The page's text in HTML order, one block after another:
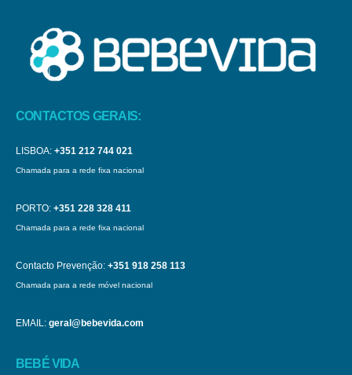
CONTACTOS GERAIS:
LISBOA: +351 212 744 021
Chamada para a rede fixa nacional
PORTO: +351 228 328 411
Chamada para a rede fixa nacional
Contacto Prevenção: +351 918 258 113
Chamada para a rede móvel nacional
EMAIL: geral@bebevida.com
BEBÉ VIDA